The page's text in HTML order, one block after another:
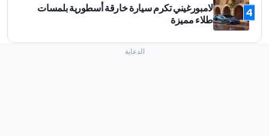
4
لامبورغيني تكرم سيارة خارقة أسطورية بلمسات
طلاء مميزة